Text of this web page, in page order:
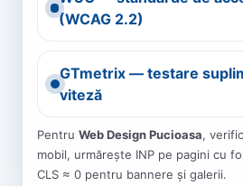
(WCAG 2.2)
GTmetrix — testare
viteză
Pentru Web Design Pucioasa,
mobil, urmărește INP pe pagini cu
CLS ≈ 0 pentru bannere și galerii.